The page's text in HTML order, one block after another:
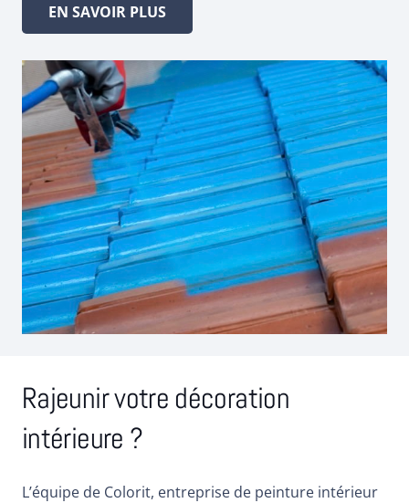
EN SAVOIR PLUS
Rajeunir votre décoration
intérieure ?
L’équipe de Colorit, entreprise de peinture intérieur